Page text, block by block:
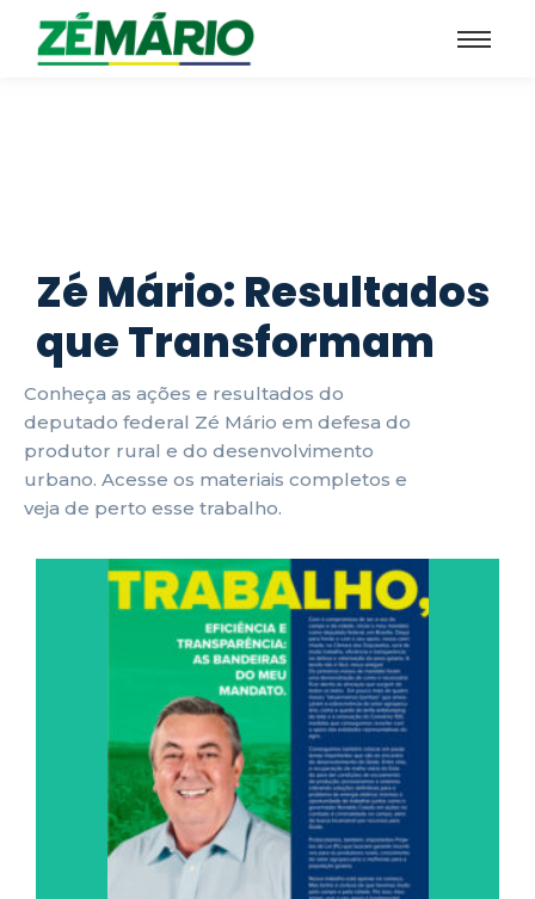
menu pegajoso
Zé Mário: Resultados
que Transformam
Conheça as ações e resultados do
deputado federal Zé Mário em defesa do
produtor rural e do desenvolvimento
urbano. Acesse os materiais completos e
veja de perto esse trabalho.
TRABALHO,
EFICIÊNCIA E TRANSPARÊNCIA: AS
BANDEIRAS DO MEU MANDATO.
Leia Agora